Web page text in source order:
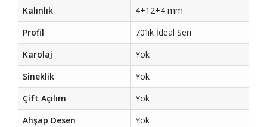
Kalınlık
4+12+4 mm
Profil
70’lik İdeal Seri
Karolaj
Yok
Sineklik
Yok
Çift Açılım
Yok
Ahşap Desen
Yok